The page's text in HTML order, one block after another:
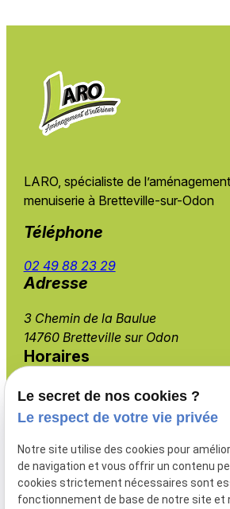
LARO, spécialiste de
menuiserie à Bretteville-sur-Odon
Téléphone
02 49 88 23 29
Adresse
3 Chemin de la Baulue
14760 Bretteville sur Odon
Horaires
Lundi - Vendredi
08:00 - 19:00
Menuiserie extérieure
Le secret de nos cookies ?
Le respect de votre vie privée
Notre site utilise des cookies pour
de navigation et vous offrir un contenu
cookies strictement nécessaires sont
fonctionnement de base de notre site et